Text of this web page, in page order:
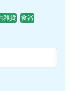
雑貨
食器